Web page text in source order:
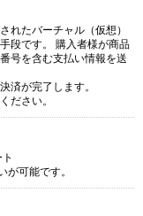
れたバーチャル（仮想）
段です。 購入者様が商品
号を含む支払い情報を送
済が完了します。
ださい。
が可能です。